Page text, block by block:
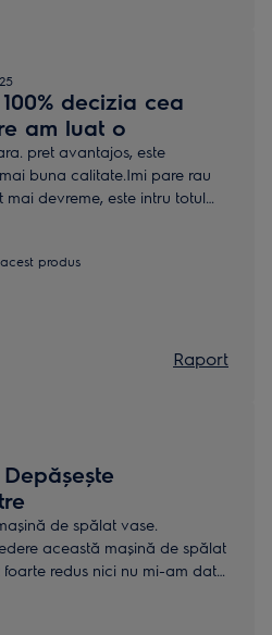
decizia cea
am luat o
pret avantajos, este
buna calitate.Imi pare rau
devreme, este intru totul
produs
Raport
de spălat vase.
această mașină de spălat
redus nici nu mi-am dat